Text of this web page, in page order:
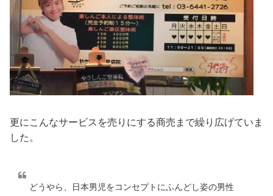
更にこんなサービスを売りにする商売まで繰り広げていま
した。
どうやら、日本男児をコンセプトにふんどし姿の男性